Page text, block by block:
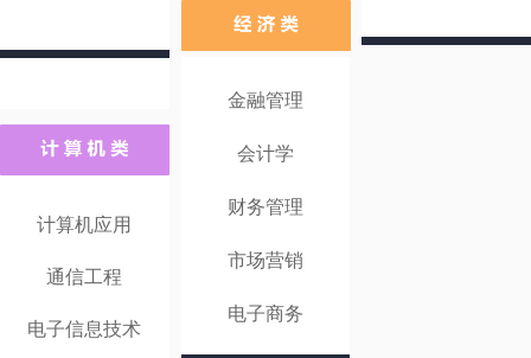
计算机应用
通信工程
电子信息技术
金融管理
会计学
财务管理
市场营销
电子商务